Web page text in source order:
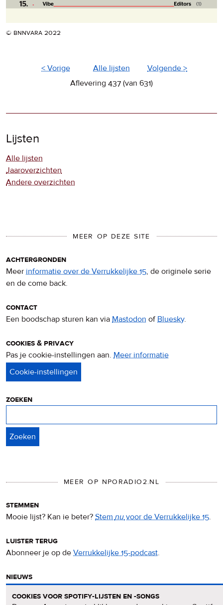
© bnnvara 2022
< Vorige Alle lijsten
Volgende >
Aflevering 437 (van 631)
Lijsten
Alle lijsten
Jaaroverzichten
Andere overzichten
MEER OP DEZE SITE
achtergronden
Meer informatie over de Verrukkelijke 15, de originele serie
en de come back.
contact
Een boodschap sturen kan via Mastodon of Bluesky.
cookies & privacy
Pas je cookie-instellingen aan. Meer informatie
zoeken
MEER OP NPORADIO2.NL
stemmen
Mooie lijst? Kan ie beter? Stem nu voor de Verrukkelijke 15.
luister terug
Abonneer je op de Verrukkelijke 15-podcast.
nieuws
HetVerrukkelijke 15-nieuwsop de NPO Radio 2-website.
cookies voor spotify-lijsten en -songs